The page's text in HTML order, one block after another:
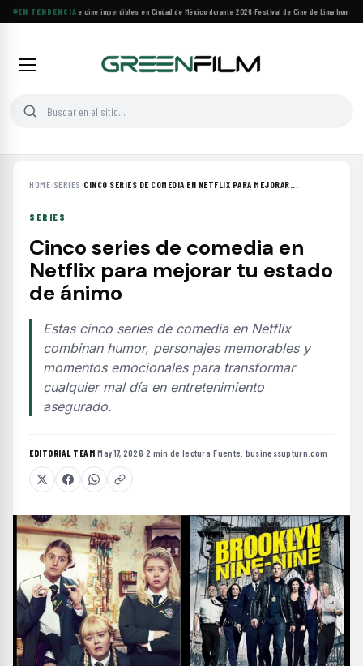
EN TENDENCIA
Cuatro festivales de cine imperdibles en Ciudad de México durante 2026·Festival de Cine de Lima
HOME› SERIES ›CINCO SERIES DE COMEDIA EN NETFLIX PARA MEJORAR...
SERIES
Cinco series de comedia en
Netflix para mejorar tu estado
de ánimo
Estas cinco series de comedia en Netflix
combinan humor, personajes memorables y
momentos emocionales para transformar
cualquier mal día en entretenimiento
asegurado.
EDITORIAL TEAM·May 17, 2026·2 min de lectura·Fuente: businessupturn.com